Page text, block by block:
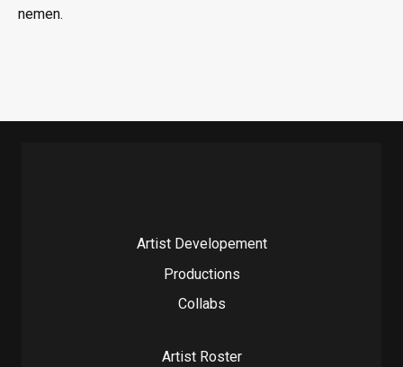
nemen.
Artist Developement
Productions
Collabs
Artist Roster